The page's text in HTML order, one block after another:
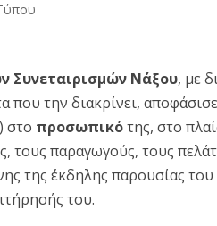
Συνεταιρισμών Νάξου, με
που την διακρίνει,
στο προσωπικότης, στο
τους παραγωγούς, τους
της έκδηλης παρουσίας
του.